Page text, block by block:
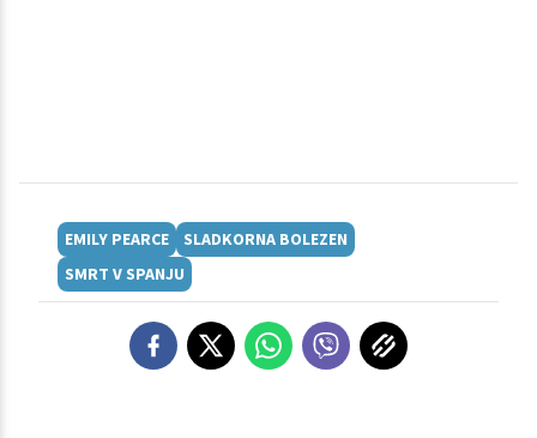
EMILY PEARCE
SLADKORNA BOLEZEN
SMRT V SPANJU